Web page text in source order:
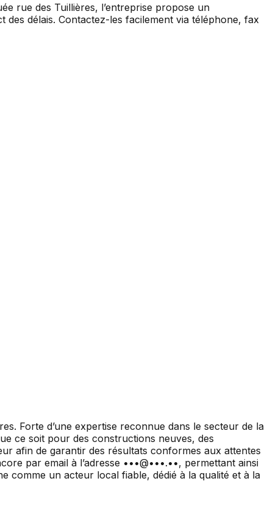
rue des Tuillières, l’entreprise propose un
délais. Contactez-les facilement via téléphone, fax
Forte d’une expertise reconnue dans le secteur de la
ce soit pour des constructions neuves, des
afin de garantir des résultats conformes aux attentes
par email à l’adresse •••@•••.••, permettant ainsi
comme un acteur local fiable, dédié à la qualité et à la